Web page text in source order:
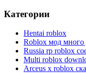
Категории
Hentai roblox
Roblox мод много
Russia rp roblox
Multi roblox
Arceus x roblox